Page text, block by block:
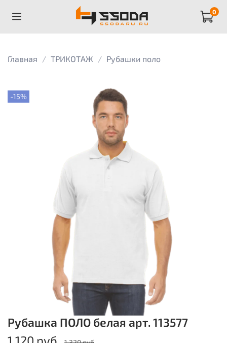
0
Главная ТРИКОТАЖ Рубашки поло
-15%
Рубашка ПОЛО белая арт. 113577
1 120 руб